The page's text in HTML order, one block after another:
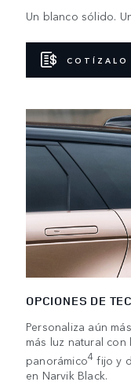
Un blanco sólido.
COTÍZALO
OPCIONES DE
Personaliza aún
más luz natural
panorámico4 fijo y
en Narvik Black.